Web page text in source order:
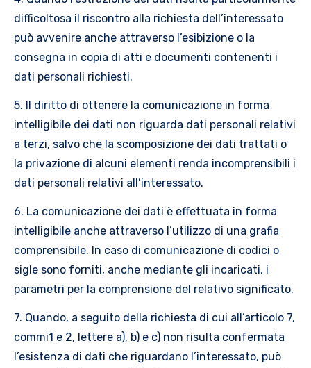
difficoltosa il riscontro alla richiesta dell’interessato
può avvenire anche attraverso l’esibizione o la
consegna in copia di atti e documenti contenenti i
dati personali richiesti.
5. Il diritto di ottenere la comunicazione in forma
intelligibile dei dati non riguarda dati personali relativi
a terzi, salvo che la scomposizione dei dati trattati o
la privazione di alcuni elementi renda incomprensibili i
dati personali relativi all’interessato.
6. La comunicazione dei dati è effettuata in forma
intelligibile anche attraverso l’utilizzo di una grafia
comprensibile. In caso di comunicazione di codici o
sigle sono forniti, anche mediante gli incaricati, i
parametri per la comprensione del relativo significato.
7. Quando, a seguito della richiesta di cui all’articolo 7,
commi1 e 2, lettere a), b) e c) non risulta confermata
l’esistenza di dati che riguardano l’interessato, può